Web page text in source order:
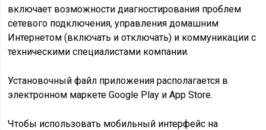
включает возможности диагностирования проблем
сетевого подключения, управления домашним
Интернетом (включать и отключать) и коммуникации с
техническими специалистами компании.
Установочный файл приложения располагается в
электронном маркете Google Play и App Store.
Чтобы использовать мобильный интерфейс на